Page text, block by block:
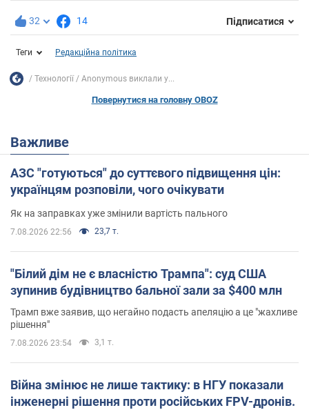
32 14 Підписатися
Теги Редакційна політика
Технології Anonymous виклали у...
Повернутися на головну OBOZ
Важливе
АЗС "готуються" до суттєвого підвищення цін:
українцям розповіли, чого очікувати
Як на заправках уже змінили вартість пального
7.08.2026 22:56 23,7 т.
"Білий дім не є власністю Трампа": суд США
зупинив будівництво бальної зали за $400 млн
Трамп вже заявив, що негайно подасть апеляцію а це "жахливе
рішення"
7.08.2026 23:54 3,1 т.
Війна змінює не лише тактику: в НГУ показали
інженерні рішення проти російських FPV-дронів.